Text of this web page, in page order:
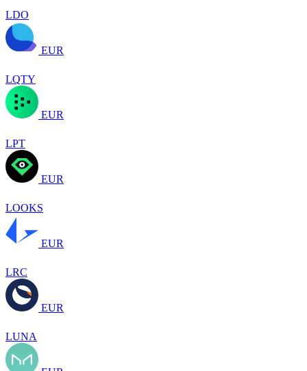
LDO
EUR
LQTY
EUR
LPT
EUR
LOOKS
EUR
LRC
EUR
LUNA